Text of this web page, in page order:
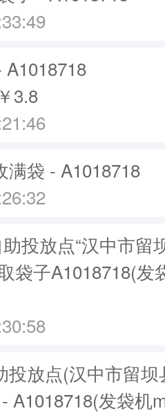
3.8
满袋 - A1018718
投放点“汉中市留
袋子A1018718(发
投放点(汉中市留
A1018718(发袋机